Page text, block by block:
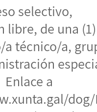
selectivo,
libre, de una (1)
técnico/a,
a